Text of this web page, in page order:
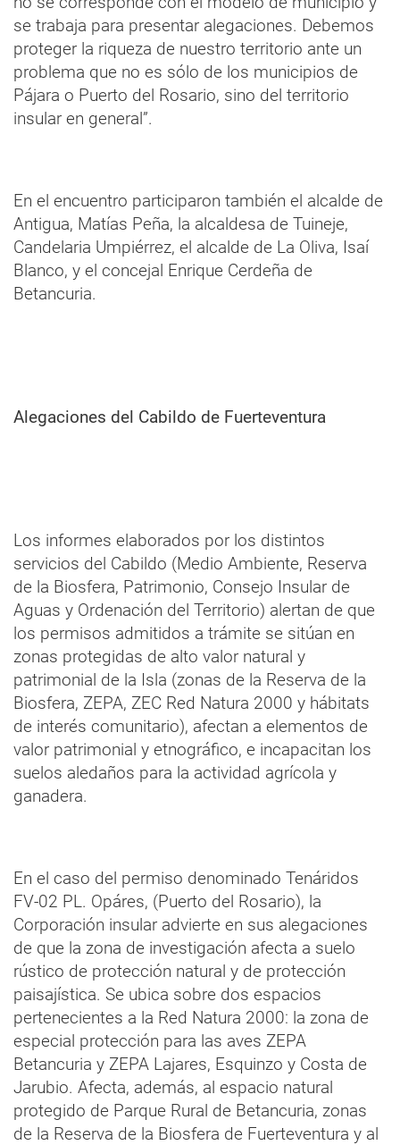
se trabaja para presentar alegaciones. Debemos
proteger la riqueza de nuestro territorio ante un
problema que no es sólo de los municipios de
Pájara o Puerto del Rosario, sino del territorio
insular en general”.
En el encuentro participaron también el alcalde de
Antigua, Matías Peña, la alcaldesa de Tuineje,
Candelaria Umpiérrez, el alcalde de La Oliva, Isaí
Blanco, y el concejal Enrique Cerdeña de
Betancuria.
Alegaciones del Cabildo de Fuerteventura
Los informes elaborados por los distintos
servicios del Cabildo (Medio Ambiente, Reserva
de la Biosfera, Patrimonio, Consejo Insular de
Aguas y Ordenación del Territorio) alertan de que
los permisos admitidos a trámite se sitúan en
zonas protegidas de alto valor natural y
patrimonial de la Isla (zonas de la Reserva de la
Biosfera, ZEPA, ZEC Red Natura 2000 y hábitats
de interés comunitario), afectan a elementos de
valor patrimonial y etnográfico, e incapacitan los
suelos aledaños para la actividad agrícola y
ganadera.
En el caso del permiso denominado Tenáridos
FV-02 PL. Opáres, (Puerto del Rosario), la
Corporación insular advierte en sus alegaciones
de que la zona de investigación afecta a suelo
rústico de protección natural y de protección
paisajística. Se ubica sobre dos espacios
pertenecientes a la Red Natura 2000: la zona de
especial protección para las aves ZEPA
Betancuria y ZEPA Lajares, Esquinzo y Costa de
Jarubio. Afecta, además, al espacio natural
protegido de Parque Rural de Betancuria, zonas
de la Reserva de la Biosfera de Fuerteventura y al